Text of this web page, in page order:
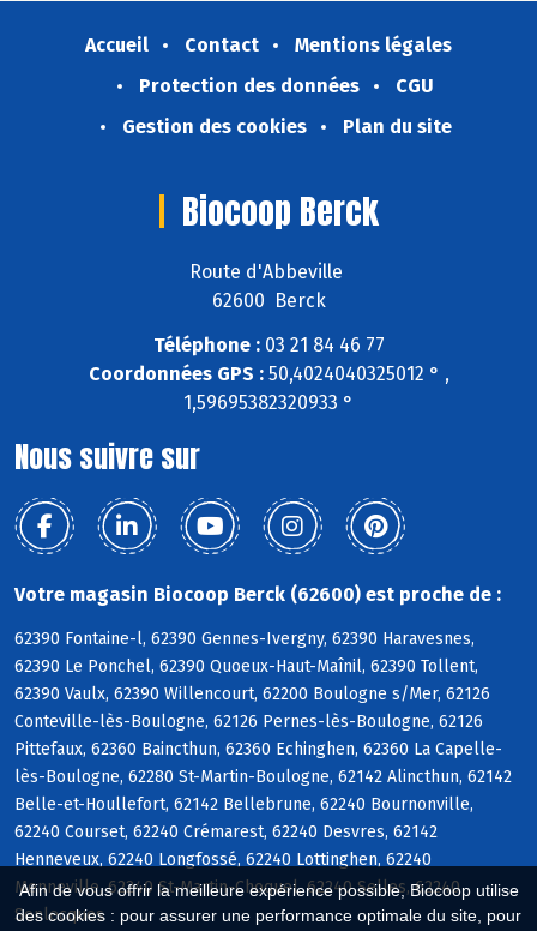
Afin de vous offrir la meilleure expérience possible, Biocoop utilise
des cookies : pour assurer une performance optimale du site, pour
Accueil Contact
Mentions légales
Protection des données
CGU
Gestion des cookies
Plan du site
Biocoop Berck
Route d'Abbeville
62600 Berck
Téléphone :03 21 84 46 77
Coordonnées GPS :50,4024040325012 ° ,
1,59695382320933 °
Nous suivre sur
Votre magasin Biocoop Berck (62600) est proche de :
62390 Fontaine-l, 62390 Gennes-Ivergny, 62390 Haravesnes,
62390 Le Ponchel, 62390 Quoeux-Haut-Maînil, 62390 Tollent,
62390 Vaulx, 62390 Willencourt, 62200 Boulogne s/Mer, 62126
Conteville-lès-Boulogne, 62126 Pernes-lès-Boulogne, 62126
Pittefaux, 62360 Baincthun, 62360 Echinghen, 62360 La Capelle-
lès-Boulogne, 62280 St-Martin-Boulogne, 62142 Alincthun, 62142
Belle-et-Houllefort, 62142 Bellebrune, 62240 Bournonville,
62240 Courset, 62240 Crémarest, 62240 Desvres, 62142
Henneveux, 62240 Longfossé, 62240 Lottinghen, 62240
Menneville, 62240 St-Martin-Choquel, 62240 Selles, 62240
Senlecques